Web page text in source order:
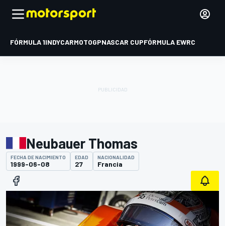
FÓRMULA 1INDYCARMOTOGPNASCAR CUPFÓRMULA EWRC
Neubauer Thomas
FECHA DE NACIMIENTO
1999-06-08
EDAD
27
NACIONALIDAD
Francia